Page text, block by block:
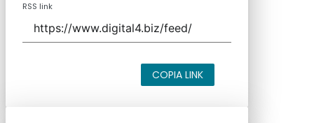
RSS link
COPIA LINK